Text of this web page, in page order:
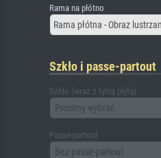
Rama na płótno
Rama płótna - Obraz
Szkło i passe-partout
Szkło (wraz z tylną płytą)
Prosimy wybrać
Passe-partout
Bez passe-partout